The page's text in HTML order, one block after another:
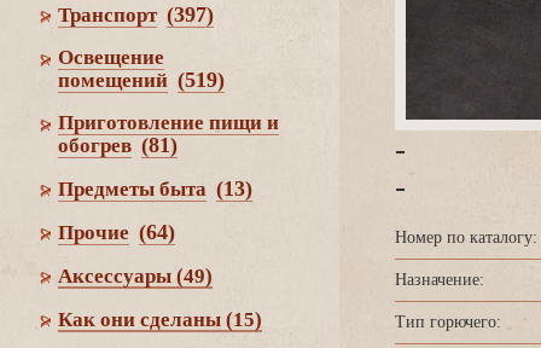
Транспорт (397)
Освещение
помещений (519)
Приготовление пищи и
обогре (81)
Предметы быта (13)
Прочие (64)
Аксессуары (49)
Как они сделаны (15)
-
-
Номер по каталогу:
Назначение:
Тип горючего: